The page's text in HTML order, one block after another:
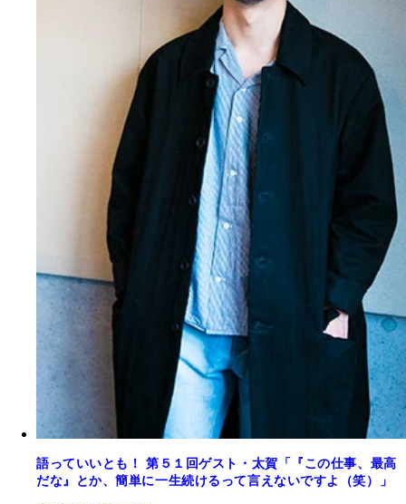
語っていいとも！ 第５１回ゲスト・太賀「『この仕事、最高
だな』とか、簡単に一生続けるって言えないですよ（笑）」